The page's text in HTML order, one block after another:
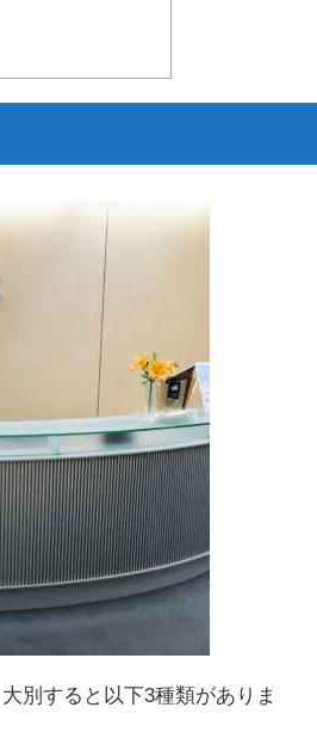
別すると以下3種類がありま